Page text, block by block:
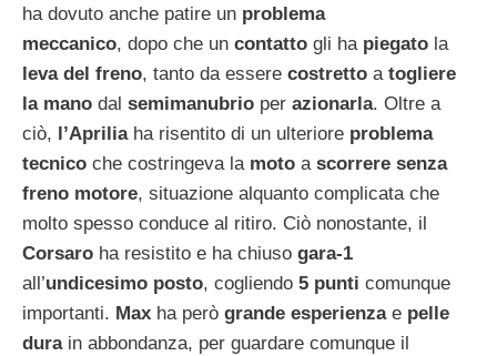
ha dovuto anche patire un problema
meccanico, dopo che un contatto gli ha piegato la
leva del freno, tanto da essere costretto a togliere
la mano dal semimanubrio per azionarla. Oltre a
ciò, l’Apriliaha risentito di un ulteriore problema
tecnico che costringeva la moto a scorrere senza
freno motore, situazione alquanto complicata che
molto spesso conduce al ritiro. Ciò nonostante, il
Corsaro ha resistito e ha chiuso gara-1
all’undicesimo posto, cogliendo 5 punti comunque
importanti. Max ha però grande esperienzae pelle
durain abbondanza, per guardare comunque il